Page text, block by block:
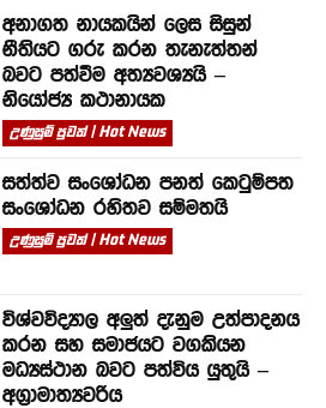
අනාගත නායකයින් ලෙස සිසුන්
නීතියට ගරු කරන තැනැත්තන්
බවට පත්වීම අත්‍යවශ්‍යයි –
නියෝජ්‍ය කථානායක
උණුසුම් පුවත් | Hot News
සත්ත්ව සංශෝධන පනත් කෙටුම්පත
සංශෝධන රහිතව සම්මතයි
උණුසුම් පුවත් | Hot News
විශ්වවිද්‍යාල අලුත් දැනුම උත්පාදනය
කරන සහ සමාජයට වගකියන
මධ්‍යස්ථාන බවට පත්විය යුතුයි –
අග්‍රාමාත්‍යවරිය